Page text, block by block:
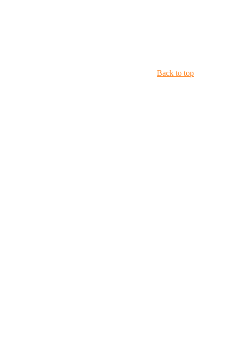
Back to top